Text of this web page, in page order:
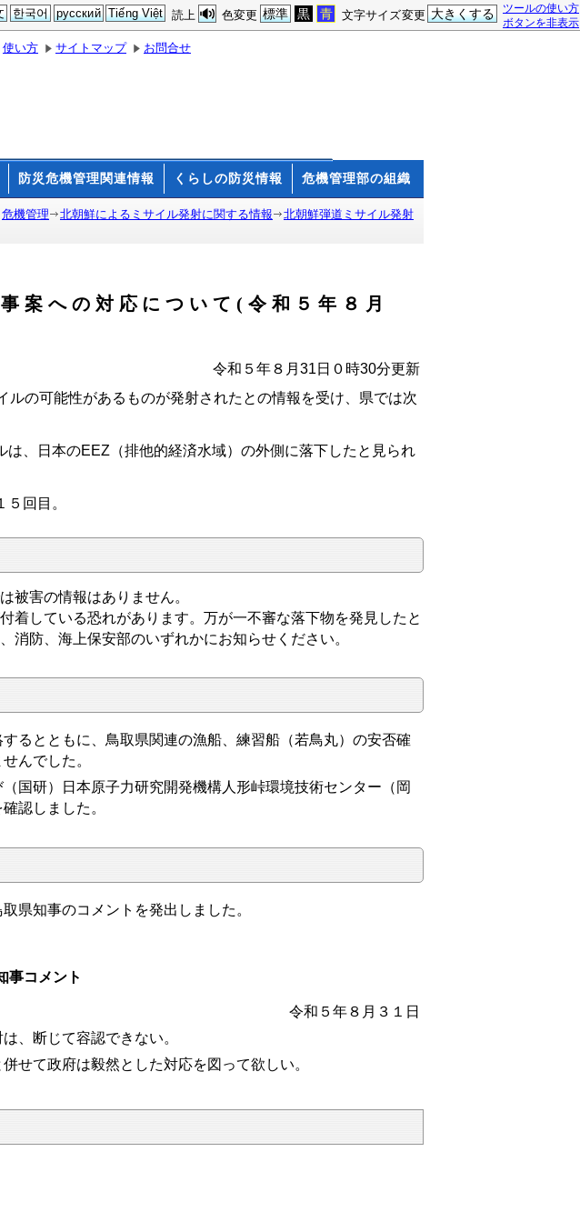
ツールの使い方
ボタンを非表示
文字サイズ変更 大きくする
色変更 標準 黒 青
読上
한국어 русский Tiếng Việt
使い方 サイトマップ お問合せ
防災危機管理関連情報 くらしの防災情報 危機管理部の組織
危機管理 北朝鮮によるミサイル発射に関する情報
北朝鮮弾道ミサイル発射
案への対応について(令和５年８月
令和５年８月31日０時30分更新
ルの可能性があるものが発射されたとの情報を受け、県では次
、日本のEEZ（排他的経済水域）の外側に落下したと見られ
回目。
被害の情報はありません。
着している恐れがあります。万が一不審な落下物を発見したと
消防、海上保安部のいずれかにお知らせください。
るとともに、鳥取県関連の漁船、練習船（若鳥丸）の安否確
んでした。
国研）日本原子力研究開発機構人形峠環境技術センター（岡
認しました。
県知事のコメントを発出しました。
事コメント
和５年８月３１日
、断じて容認できない。
せて政府は毅然とした対応を図って欲しい。